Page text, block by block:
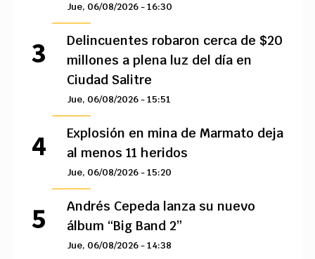
Jue, 06/08/2026 - 16:30
Delincuentes robaron cerca de $20
millones a plena luz del día en
Ciudad Salitre
Jue, 06/08/2026 - 15:51
Explosión en mina de Marmato deja
al menos 11 heridos
Jue, 06/08/2026 - 15:20
Andrés Cepeda lanza su nuevo
álbum “Big Band 2”
Jue, 06/08/2026 - 14:38